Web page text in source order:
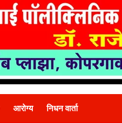
आरोग्य निधन वार्ता